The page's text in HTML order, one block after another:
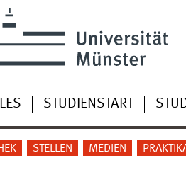
STUDIENSTART
STELLEN MEDIEN